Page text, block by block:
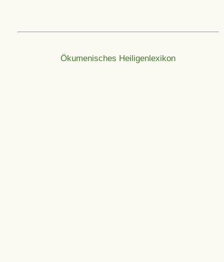
Ökumenisches Heiligenlexikon